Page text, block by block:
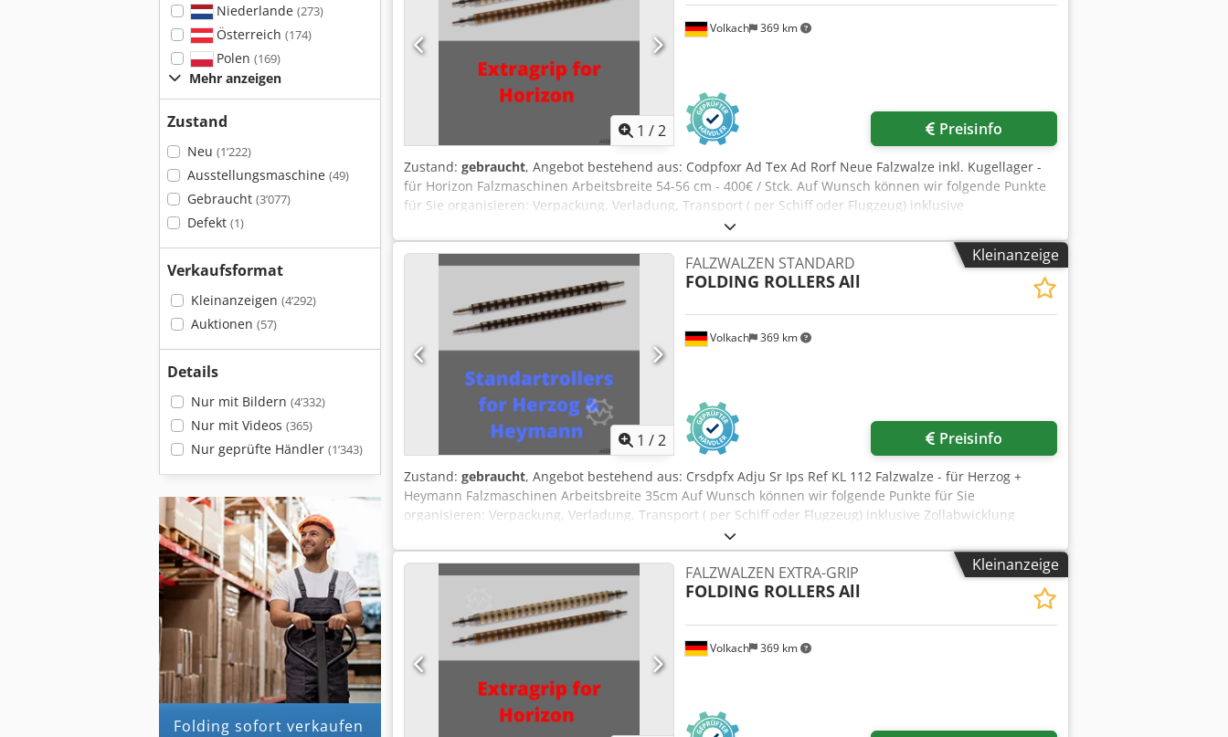
Niederlande (273)
Österreich (174)
Polen (169)
Mehr anzeigen
Zustand
Neu (1’222)
Ausstellungsmaschine (49)
Gebraucht (3’077)
Defekt (1)
Verkaufsformat
Kleinanzeigen (4’292)
Auktionen (57)
Details
Nur mit Bildern (4’332)
Nur mit Videos (365)
Nur geprüfte Händler (1’343)
folding sofort verkaufen
1 /2
Volkach 369 km
Preisinfo
Zustand: gebraucht, Angebot bestehend aus: Codpfoxr Ad Tex Ad Rorf Neue Falzwalze inkl. Kugellager -
für Horizon Falzmaschinen Arbeitsbreite 54-56 cm - 400€ / Stck. Auf Wunsch können wir folgende Punkte
für Sie organisieren: Verpackung, Verladung, Transport ( per Schiff oder Flugzeug) inklusive
Kleinanzeige
1 /2
Volkach 369 km
FALZWALZEN STANDARD
FOLDING ROLLERSAll
Preisinfo
Zustand: gebraucht, Angebot bestehend aus: Crsdpfx Adju Sr Ips Ref KL 112 Falzwalze - für Herzog +
Heymann Falzmaschinen Arbeitsbreite 35cm Auf Wunsch können wir folgende Punkte für Sie
organisieren: Verpackung, Verladung, Transport ( per Schiff oder Flugzeug) inklusive Zollabwicklung
Kleinanzeige
Volkach 369 km
FALZWALZEN EXTRA-GRIP
FOLDING ROLLERSAll